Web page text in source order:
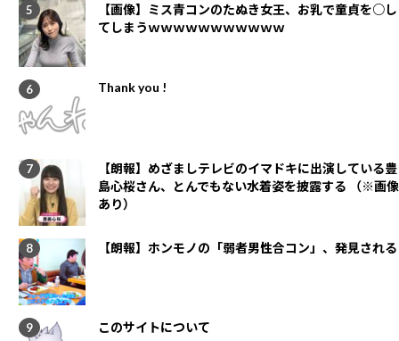
【画像】ミス青コンのたぬき女王、お乳で童貞を○し
てしまうｗｗｗｗｗｗｗｗｗｗｗ
Thank you !
【朗報】めざましテレビのイマドキに出演している豊
島心桜さん、とんでもない水着姿を披露する （※画像
あり）
【朗報】ホンモノの「弱者男性合コン」、発見される
このサイトについて